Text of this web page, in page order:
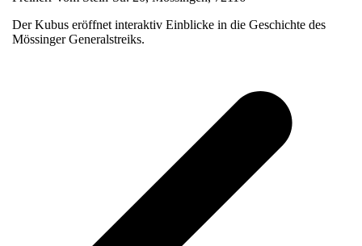
Der Kubus eröffnet interaktiv Einblicke in die Geschichte des
Mössinger Generalstreiks.